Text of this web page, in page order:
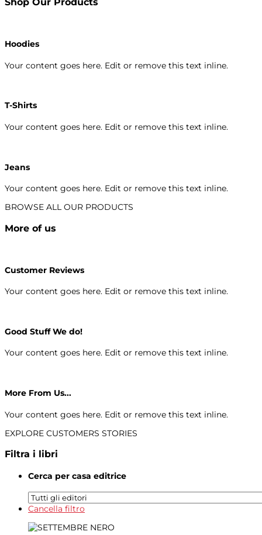
Hoodies
Your content goes here. Edit or remove this text inline.
T-Shirts
Your content goes here. Edit or remove this text inline.
Jeans
Your content goes here. Edit or remove this text inline.
BROWSE ALL OUR PRODUCTS
More of us
Customer Reviews
Your content goes here. Edit or remove this text inline.
Good Stuff We do!
Your content goes here. Edit or remove this text inline.
More From Us...
Your content goes here. Edit or remove this text inline.
EXPLORE CUSTOMERS STORIES
Filtra i libri
Cerca per casa editrice
Cancella filtro